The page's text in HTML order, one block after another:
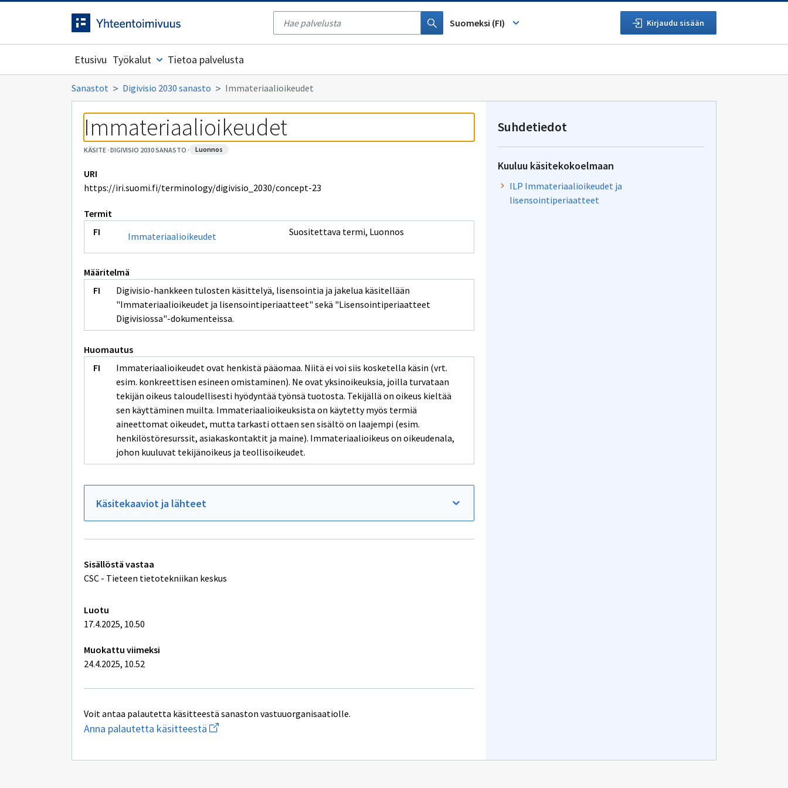
Siirrytty
Tyhjennä
haku
Suomeksi (FI) Kirjaudu sisään
Etusivu Työkalut Tietoa palvelusta
Sanastot Digivisio 2030 sanasto Immateriaalioikeudet
Immateriaalioikeudet
KÄSITE· DIGIVISIO 2030 SANASTO · luonnos
URI
https://iri.suomi.fi/terminology/digivisio_2030/concept-23
Termit
Immateriaalioikeudet
Suositettava termi, Luonnos
Määritelmä
Digivisio-hankkeen tulosten käsittelyä, lisensointia ja jakelua käsitellään
"Immateriaalioikeudet ja lisensointiperiaatteet" sekä "Lisensointiperiaatteet
Digivisiossa"-dokumenteissa.
Huomautus
Immateriaalioikeudet ovat henkistä pääomaa. Niitä ei voi siis kosketella käsin (vrt.
esim. konkreettisen esineen omistaminen). Ne ovat yksinoikeuksia, joilla turvataan
tekijän oikeus taloudellisesti hyödyntää työnsä tuotosta. Tekijällä on oikeus kieltää
sen käyttäminen muilta. Immateriaalioikeuksista on käytetty myös termiä
aineettomat oikeudet, mutta tarkasti ottaen sen sisältö on laajempi (esim.
henkilöstöresurssit, asiakaskontaktit ja maine). Immateriaalioikeus on oikeudenala,
johon kuuluvat tekijänoikeus ja teollisoikeudet.
Käsitekaaviot ja lähteet
Tekniset
lisätiedot
Sisällöstä vastaa
CSC - Tieteen tietotekniikan keskus
Luotu
17.4.2025, 10.50
Muokattu viimeksi
24.4.2025, 10.52
Voit antaa palautetta käsitteestä sanaston vastuuorganisaatiolle.
Anna palautetta käsitteestä Aloita
uuden
kirjoitus
Suhdetiedot
Kuuluu käsitekokoelmaan
ILP Immateriaalioikeudet ja
lisensointiperiaatteet